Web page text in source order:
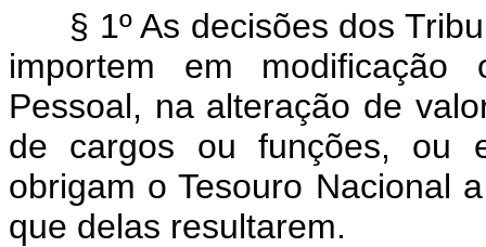
§ 1º As decisões dos
importem em
Pessoal, na alteração de
de cargos ou funções, ou
obrigam o Tesouro Nacional
que delas resultarem.